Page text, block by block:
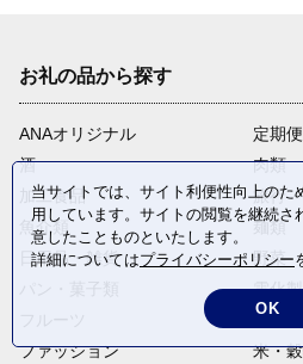
お礼の品から探す
ANAオリジナル
定期便
酒
肉類
加工食品
旅行
魚介類
麺類
日用品・雑貨
野菜
電化
卵・
ファッション
米・
当サイトでは、サイト利便性向上のた
用しています。サイトの閲覧を継続さ
意したことものといたします。
詳細についてはプライバシーポリシー
OK